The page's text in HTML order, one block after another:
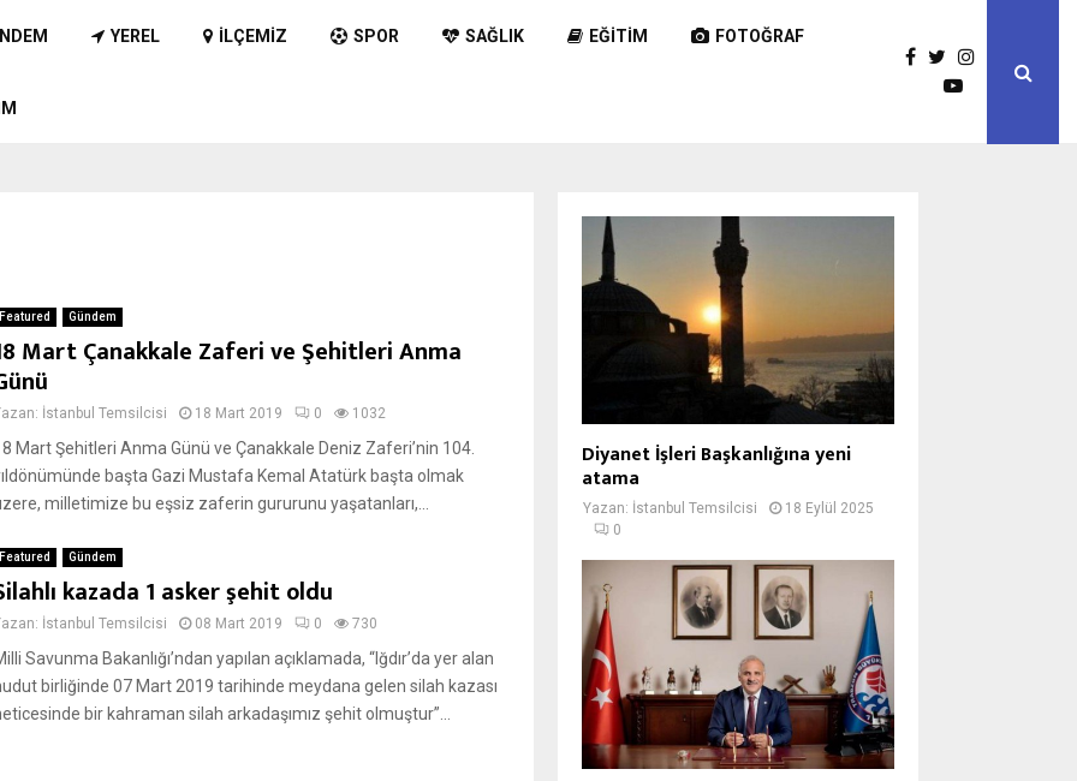
YEREL İLÇEMIZ SPOR SAĞLIK EĞITIM FOTOĞRAF
Featured Gündem
Mart Çanakkale Zaferi ve Şehitleri Anma
İstanbul Temsilcisi 18 Mart 2019 0 1032
Mart Şehitleri Anma Günü ve Çanakkale Deniz Zaferi’nin 104.
başta Gazi Mustafa Kemal Atatürk başta olmak
milletimize bu eşsiz zaferin gururunu yaşatanları,...
Featured Gündem
kazada 1 asker şehit oldu
İstanbul Temsilcisi 08 Mart 2019 0 730
Savunma Bakanlığı’ndan yapılan açıklamada, “Iğdır’da yer alan
birliğinde 07 Mart 2019 tarihinde meydana gelen silah kazası
bir kahraman silah arkadaşımız şehit olmuştur”...
Diyanet İşleri Başkanlığına yeni
atama
Yazan: İstanbul Temsilcisi
18 Eylül 2025
0